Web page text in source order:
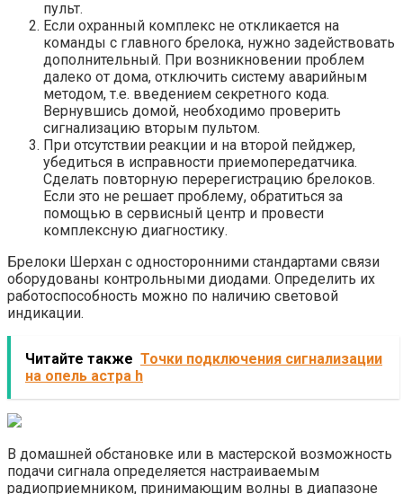
пульт.
Если охранный комплекс не откликается на
команды с главного брелока, нужно задействовать
дополнительный. При возникновении проблем
далеко от дома, отключить систему аварийным
методом, т.е. введением секретного кода.
Вернувшись домой, необходимо проверить
сигнализацию вторым пультом.
При отсутствии реакции и на второй пейджер,
убедиться в исправности приемопередатчика.
Сделать повторную перерегистрацию брелоков.
Если это не решает проблему, обратиться за
помощью в сервисный центр и провести
комплексную диагностику.
Брелоки Шерхан с односторонними стандартами связи
оборудованы контрольными диодами. Определить их
работоспособность можно по наличию световой
индикации.
Читайте также Точки подключения сигнализации
на опель астра h
В домашней обстановке или в мастерской возможность
подачи сигнала определяется настраиваемым
радиоприемником, принимающим волны в диапазоне